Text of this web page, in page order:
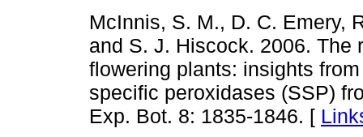
McInnis, S. M., D. C. Emery,
and S. J. Hiscock. 2006. The
flowering plants: insights
specific peroxidases (SSP)
Exp. Bot. 8: 1835-1846. [